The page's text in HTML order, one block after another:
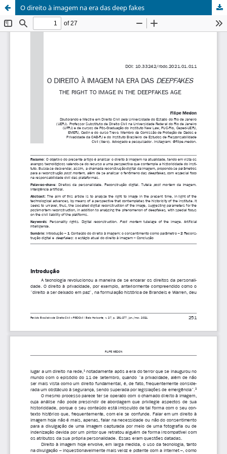
O direito à imagem na era das deep fakes